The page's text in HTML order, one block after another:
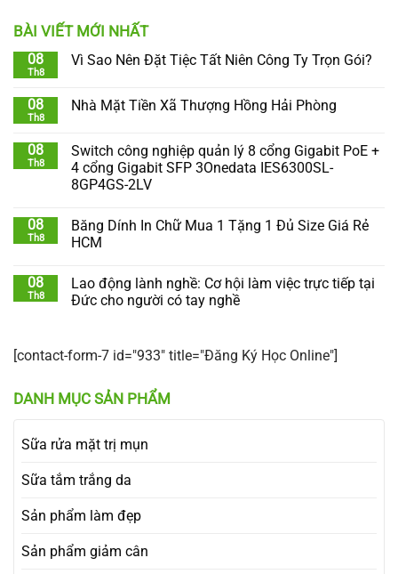
BÀI VIẾT MỚI NHẤT
08
Th8
Vì Sao Nên Đặt Tiệc Tất Niên Công Ty Trọn Gói?
08
Th8
Nhà Mặt Tiền Xã Thượng Hồng Hải Phòng
08
Th8
Switch công nghiệp quản lý 8 cổng Gigabit PoE +
4 cổng Gigabit SFP 3Onedata IES6300SL-
8GP4GS-2LV
08
Th8
Băng Dính In Chữ Mua 1 Tặng 1 Đủ Size Giá Rẻ
HCM
08
Th8
Lao động lành nghề: Cơ hội làm việc trực tiếp tại
Đức cho người có tay nghề
[contact-form-7 id="933" title="Đăng Ký Học Online"]
DANH MỤC SẢN PHẨM
Sữa rửa mặt trị mụn
Sữa tắm trắng da
Sản phẩm làm đẹp
Sản phẩm giảm cân